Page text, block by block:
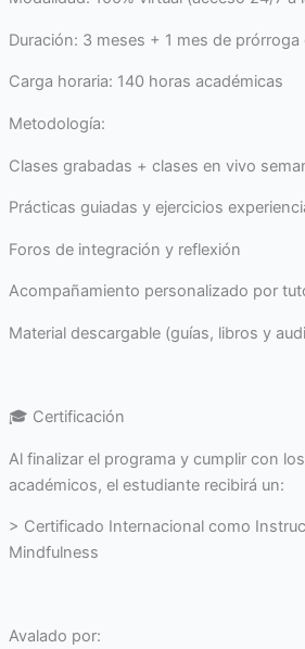
Duración: 3 meses + 1 mes de prórroga
Carga horaria: 140 horas académicas
Metodología:
Clases grabadas + clases en vivo
Prácticas guiadas y ejercicios
Foros de integración y reflexión
Acompañamiento personalizado por
Material descargable (guías, libros y
🎓 Certificación
Al finalizar el programa y cumplir con
académicos, el estudiante recibirá un:
> Certificado Internacional como
Mindfulness
Avalado por: